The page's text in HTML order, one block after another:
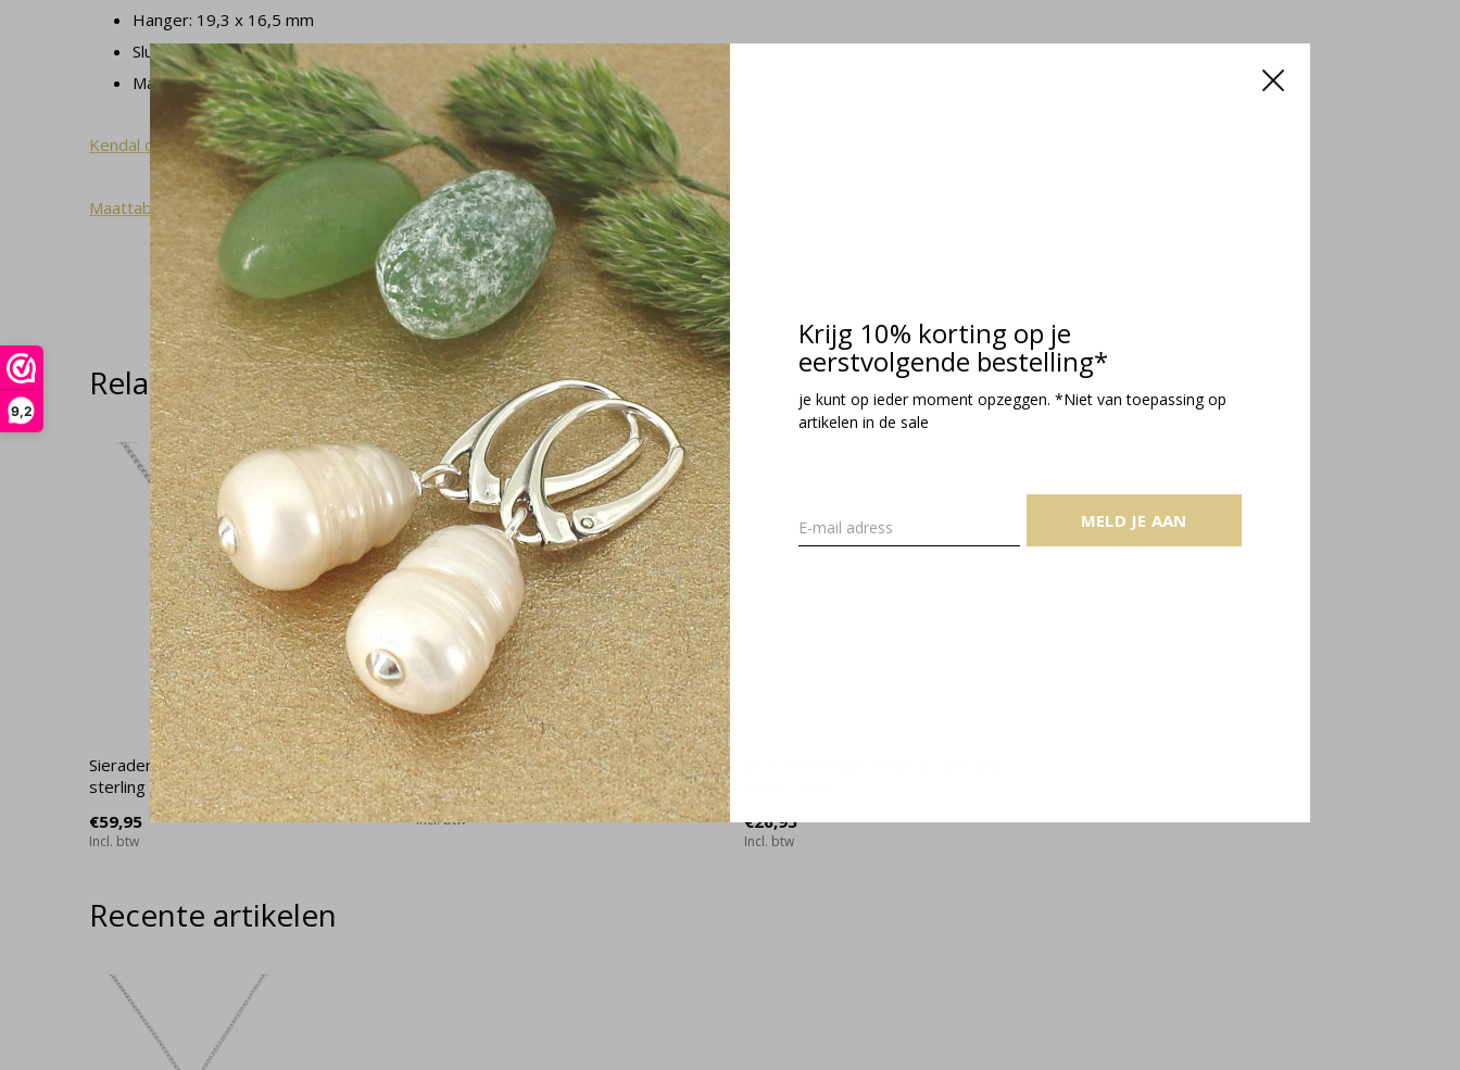
9,2
Krijg 10% korting op je
eerstvolgende bestelling*
je kunt op ieder moment opzeggen. *Niet van toepassing op
artikelen in de sale
MELD JE AAN
Hanger: 19,3 x 16,5 mm
Sluiting: veerring slot
Materiaal: 925 zilver
Kendal collectie
Maattabel
Related articles
Sieradenset minimalistische hanger
sterling zilver - 2124
€59,95
Incl. btw
Oorbellen zon sterling zilver - 2208
€27,95
Incl. btw
€26,95
Incl. btw
Recente artikelen